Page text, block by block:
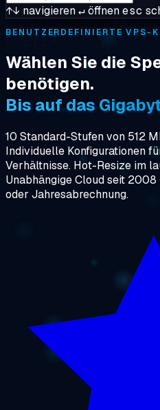
↑↓ navigieren↵öffnenesc
BENUTZERDEFINIERTE VPS-
Wählen Sie die
benötigen.
Bis auf das
10 Standard-Stufen von 512
Individuelle Konfigurationen
Verhältnisse. Hot-Resize im
Unabhängige Cloud seit 2008
oder Jahresabrechnung.